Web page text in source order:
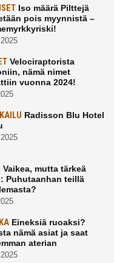
Iso määrä Pilttejä
pois myynnistä –
Velociraptorista
nämä nimet
vuonna 2024!
Radisson Blu Hotel
Vaikea, mutta tärkeä
Puhutaanhan teillä
Eineksiä ruoaksi?
nämä asiat ja saat
aterian